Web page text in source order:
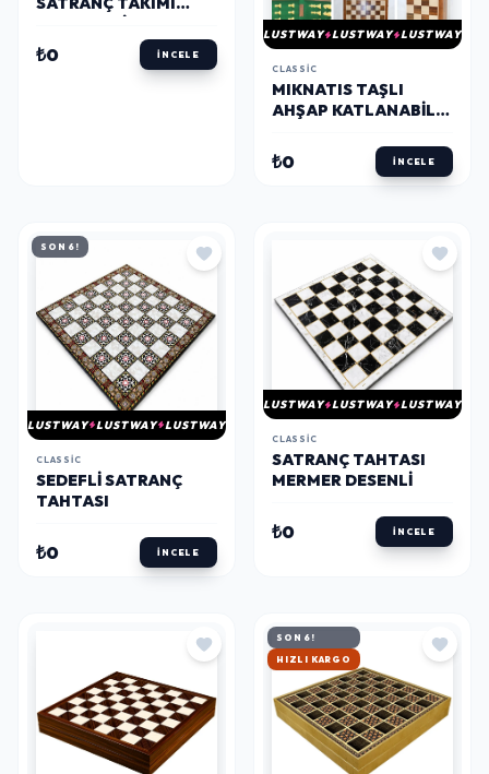
KUTULU G230A
₺0 İNCELE
LUSTWAY LUSTWAY LUSTWAY
CLASSIC
MIKNATIS TAŞLI
AHŞAP KATLANABILIR
OYUNU 40 CM G225
₺0 İNCELE
SON 6!
LUSTWAY LUSTWAY LUSTWAY
CLASSIC
SEDEFLI SATRANÇ
TAHTASI
₺0 İNCELE
LUSTWAY LUSTWAY LUSTWAY
CLASSIC
SATRANÇ TAHTASI
MERMER DESENLI
₺0 İNCELE
SON 6!
HIZLI KARGO